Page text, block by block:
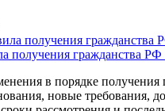
получения гражданства РФ
в порядке
новые требования,